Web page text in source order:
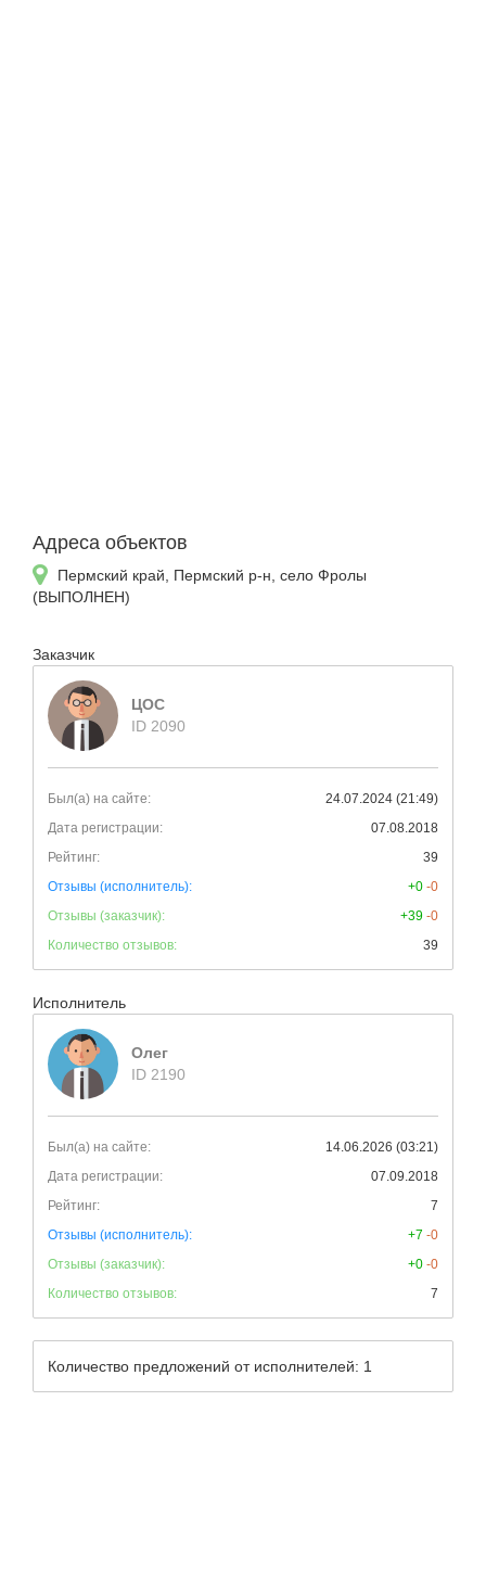
Адреса объектов
Пермский край, Пермский р-н, село Фролы
(ВЫПОЛНЕН)
Заказчик
ЦОС
ID 2090
Был(а) на сайте:
24.07.2024 (21:49)
Дата регистрации:
07.08.2018
Рейтинг:
39
Отзывы (исполнитель):
+0 -0
Отзывы (заказчик):
+39 -0
Количество отзывов:
39
Исполнитель
Олег
ID 2190
Был(а) на сайте:
14.06.2026 (03:21)
Дата регистрации:
07.09.2018
Рейтинг:
7
Отзывы (исполнитель):
+7 -0
Отзывы (заказчик):
+0 -0
Количество отзывов:
7
Количество предложений от исполнителей: 1